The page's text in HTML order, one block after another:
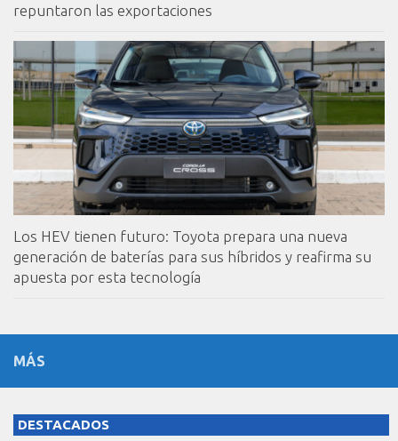
repuntaron las exportaciones
Los HEV tienen futuro: Toyota prepara una nueva
generación de baterías para sus híbridos y reafirma su
apuesta por esta tecnología
MÁS
DESTACADOS